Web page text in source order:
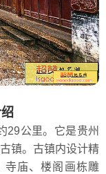
公里。它是贵州
镇。古镇内设计精
寺庙、楼阁画栋雕